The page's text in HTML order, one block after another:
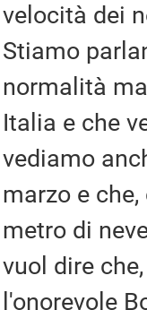
velocità dei
Stiamo
normalità
Italia e che
vediamo
marzo e
metro di
vuol dire
l'onorevole